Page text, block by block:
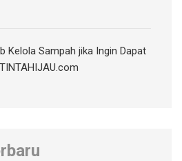
Kelola Sampah jika Ingin Dapat